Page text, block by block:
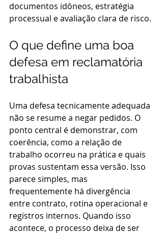
documentos idôneos, estratégia
processual e avaliação clara de risco.
O que define uma boa
defesa em reclamatória
trabalhista
Uma defesa tecnicamente adequada
não se resume a negar pedidos. O
ponto central é demonstrar, com
coerência, como a relação de
trabalho ocorreu na prática e quais
provas sustentam essa versão. Isso
parece simples, mas
frequentemente há divergência
entre contrato, rotina operacional e
registros internos. Quando isso
acontece, o processo deixa de ser